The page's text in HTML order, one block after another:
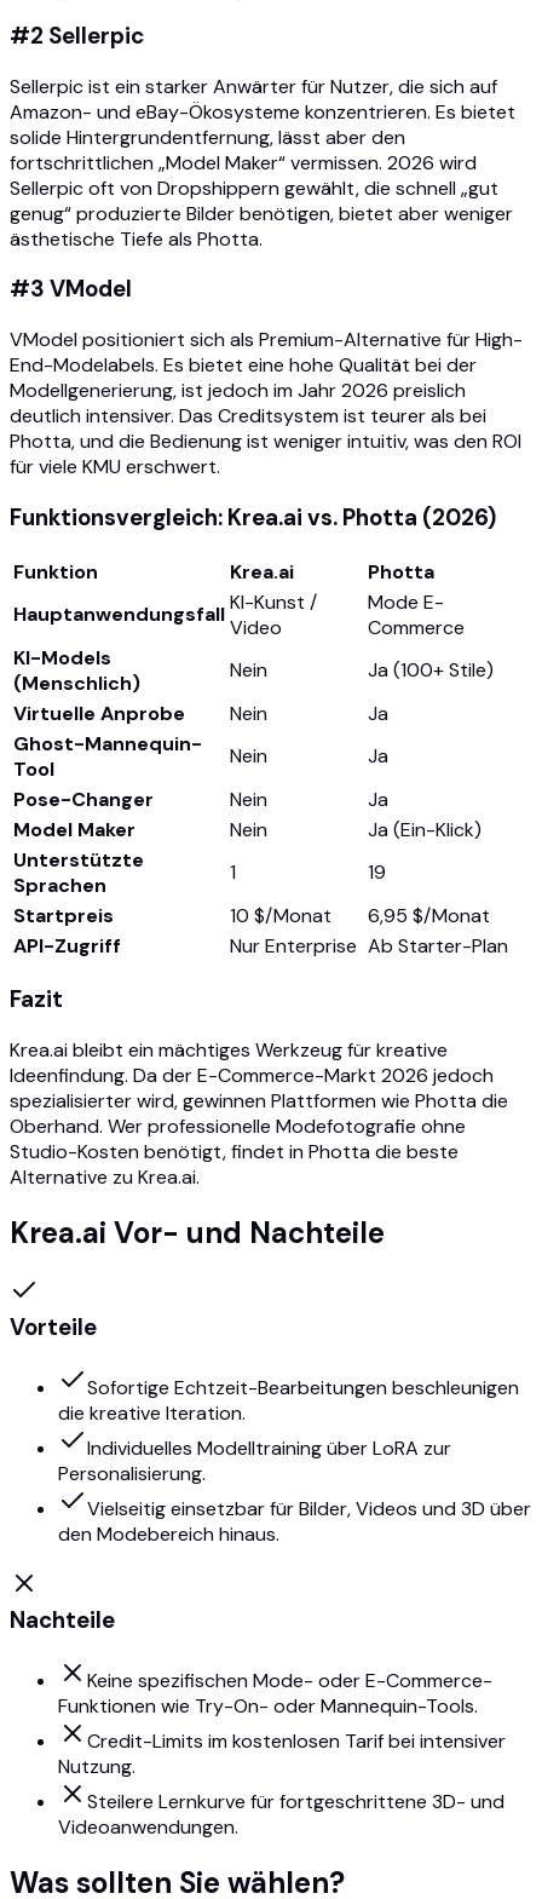
#2 Sellerpic
Sellerpic ist ein starker Anwärter für Nutzer, die sich auf
Amazon- und eBay-Ökosysteme konzentrieren. Es bietet
solide Hintergrundentfernung, lässt aber den
fortschrittlichen „Model Maker“ vermissen. 2026 wird
Sellerpic oft von Dropshippern gewählt, die schnell „gut
genug“ produzierte Bilder benötigen, bietet aber weniger
ästhetische Tiefe als Photta.
#3 VModel
VModel positioniert sich als Premium-Alternative für High-
End-Modelabels. Es bietet eine hohe Qualität bei der
Modellgenerierung, ist jedoch im Jahr 2026 preislich
deutlich intensiver. Das Creditsystem ist teurer als bei
Photta, und die Bedienung ist weniger intuitiv, was den ROI
für viele KMU erschwert.
Funktionsvergleich: Krea.ai vs. Photta (2026)
Funktion Krea.ai
Photta
HauptanwendungsfallKI-Kunst /
Video
Mode E-
Commerce
KI-Models
(Menschlich)
Nein
Ja (100+ Stile)
Virtuelle Anprobe
Nein
Ja
Ghost-Mannequin-
Tool
Nein
Ja
Pose-Changer
Nein
Ja
Model Maker
Nein
Ja (Ein-Klick)
Unterstützte
Sprachen
1
19
Startpreis
10 $/Monat
6,95 $/Monat
API-Zugriff
Nur Enterprise Ab Starter-Plan
Fazit
Krea.ai bleibt ein mächtiges Werkzeug für kreative
Ideenfindung. Da der E-Commerce-Markt 2026 jedoch
spezialisierter wird, gewinnen Plattformen wie Photta die
Oberhand. Wer professionelle Modefotografie ohne
Studio-Kosten benötigt, findet in Photta die beste
Alternative zu Krea.ai.
Krea.ai Vor- und Nachteile
Vorteile
Sofortige Echtzeit-Bearbeitungen beschleunigen
die kreative Iteration.
Individuelles Modelltraining über LoRA zur
Personalisierung.
Vielseitig einsetzbar für Bilder, Videos und 3D über
den Modebereich hinaus.
Nachteile
Keine spezifischen Mode- oder E-Commerce-
Funktionen wie Try-On- oder Mannequin-Tools.
Credit-Limits im kostenlosen Tarif bei intensiver
Nutzung.
Steilere Lernkurve für fortgeschrittene 3D- und
Videoanwendungen.
Was sollten Sie wählen?